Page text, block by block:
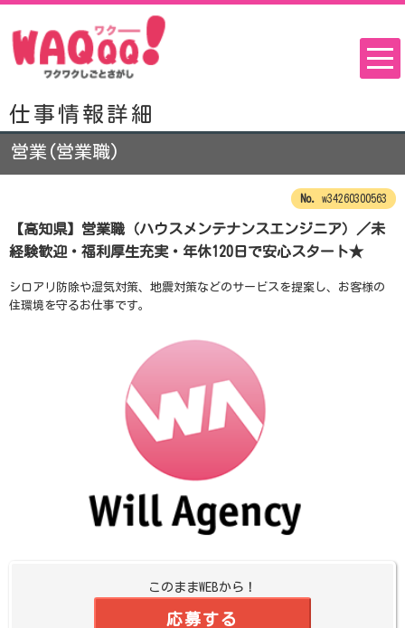
仕事情報詳細
営業(営業職)
w34260300563
【高知県】営業職（ハウスメンテナンスエンジニア）／未
経験歓迎・福利厚生充実・年休120日で安心スタート★
シロアリ防除や湿気対策、地震対策などのサービスを提案し、お客様の
住環境を守るお仕事です。
このままWEBから！
応募する